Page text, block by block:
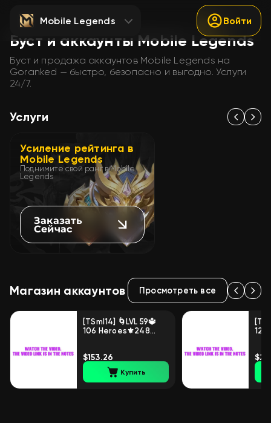
Mobile Legends Войти
Буст и аккаунты Mobile Legends
Буст и продажа аккаунтов Mobile Legends на
Goranked — быстро, безопасно и выгодно. Услуги
24/7.
Услуги
Усиление рейтинга в
Mobile Legends
Поднимите свой ранг в Mobile
Legends
Заказать
Сейчас
Магазин аккаунтов Просмотреть все
[TSml14] 🌀LVL 59🔱
106 Heroes⚜️248
Winrate: 80%,
Heroes: 106, Skins:
$153.26
Купить